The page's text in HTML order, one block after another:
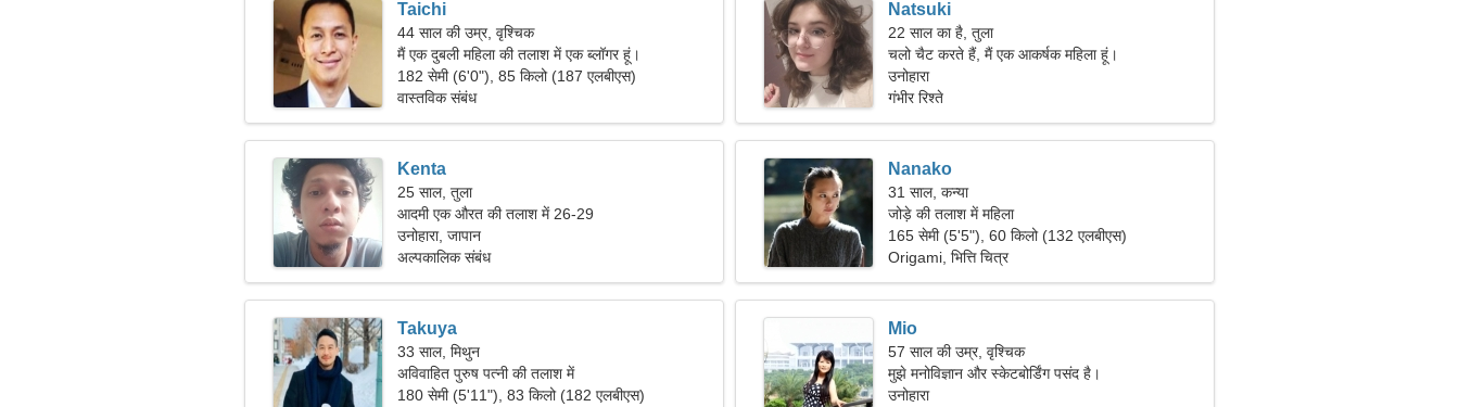
Taichi
44 साल की उम्र, वृश्चिक
मैं एक दुबली महिला की तलाश में एक ब्लॉगर हूं।
182 सेमी (6'0"), 85 किलो (187 एलबीएस)
वास्तविक संबंध
Natsuki
22 साल का है, तुला
चलो चैट करते हैं, मैं एक आकर्षक महिला हूं।
उनोहारा
गंभीर रिश्ते
Kenta
25 साल, तुला
आदमी एक औरत की तलाश में 26-29
उनोहारा, जापान
अल्पकालिक संबंध
Nanako
31 साल, कन्या
जोड़े की तलाश में महिला
165 सेमी (5'5"), 60 किलो (132 एलबीएस)
Origami, भित्ति चित्र
Takuya
33 साल, मिथुन
अविवाहित पुरुष पत्नी की तलाश में
180 सेमी (5'11"), 83 किलो (182 एलबीएस)
Mio
57 साल की उम्र, वृश्चिक
मुझे मनोविज्ञान और स्केटबोर्डिंग पसंद है।
उनोहारा